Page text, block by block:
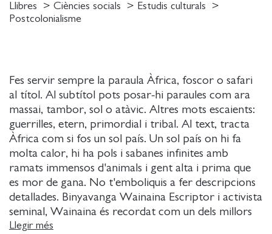
Fes servir sempre la paraula Àfrica, foscor o safari
al títol. Al subtítol pots posar-hi paraules com ara
massai, tambor, sol o atàvic. Altres mots escaients:
guerrilles, etern, primordial i tribal. Al text, tracta
Àfrica com si fos un sol país. Un sol país on hi fa
molta calor, hi ha pols i sabanes infinites amb
ramats immensos d'animals i gent alta i prima que
es mor de gana. No t'emboliquis a fer descripcions
detallades. Binyavanga Wainaina Escriptor i activista
seminal, Wainaina és recordat com un dels millors
cronistes de la vida africana contemporània. Aquest
Llegir més
Llibres Ciències socials
Estudis culturals
Postcolonialisme